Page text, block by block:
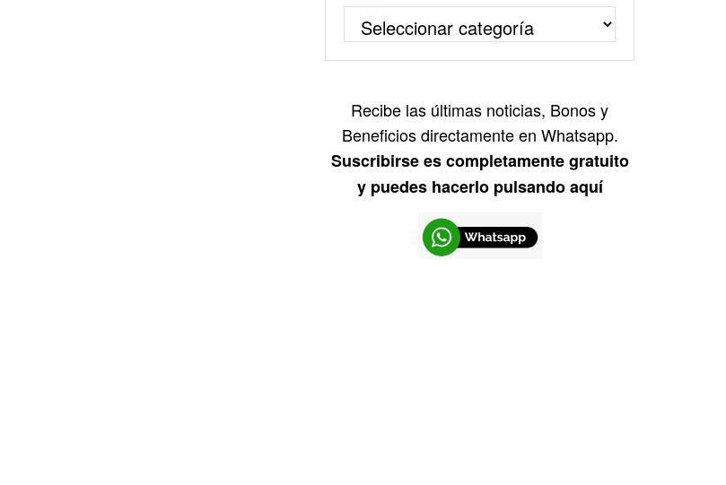
Recibe las últimas noticias, Bonos y
Beneficios directamente en Whatsapp.
Suscribirse es completamente gratuito
y puedes hacerlo pulsando aquí